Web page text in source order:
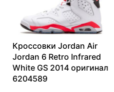
Кроссовки Jordan Air
Jordan 6 Retro Infrared
White GS 2014 оригинал
6204589